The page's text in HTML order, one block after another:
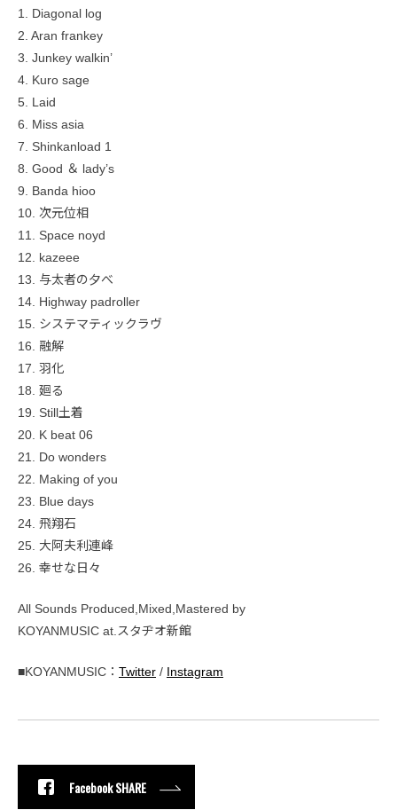
1. Diagonal log
2. Aran frankey
3. Junkey walkin’
4. Kuro sage
5. Laid
6. Miss asia
7. Shinkanload 1
8. Good ＆ lady’s
9. Banda hioo
10. 次元位相
11. Space noyd
12. kazeee
13. 与太者の夕べ
14. Highway padroller
15. システマティックラヴ
16. 融解
17. 羽化
18. 廻る
19. Still土着
20. K beat 06
21. Do wonders
22. Making of you
23. Blue days
24. 飛翔石
25. 大阿夫利連峰
26. 幸せな日々
All Sounds Produced,Mixed,Mastered by
KOYANMUSIC at.スタヂオ新館
■KOYANMUSIC： Twitter / Instagram
Facebook SHARE